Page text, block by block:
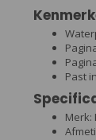
Past
Merk: